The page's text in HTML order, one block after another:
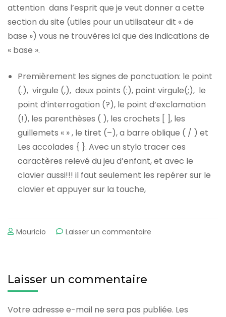
attention dans l’esprit que je veut donner a cette
section du site (utiles pour un utilisateur dit « de
base ») vous ne trouvères ici que des indications de
« base ».
Premièrement les signes de ponctuation: le point
(.), virgule (,), deux points (:), point virgule(;), le
point d’interrogation (?), le point d’exclamation
(!), les parenthèses ( ), les crochets [ ], les
guillemets « » , le tiret (–), a barre oblique ( / ) et
Les accolades { }. Avec un stylo tracer ces
caractères relevé du jeu d’enfant, et avec le
clavier aussi!!! il faut seulement les repérer sur le
clavier et appuyer sur la touche,
Mauricio Laisser un commentaire
Laisser un commentaire
Votre adresse e-mail ne sera pas publiée. Les